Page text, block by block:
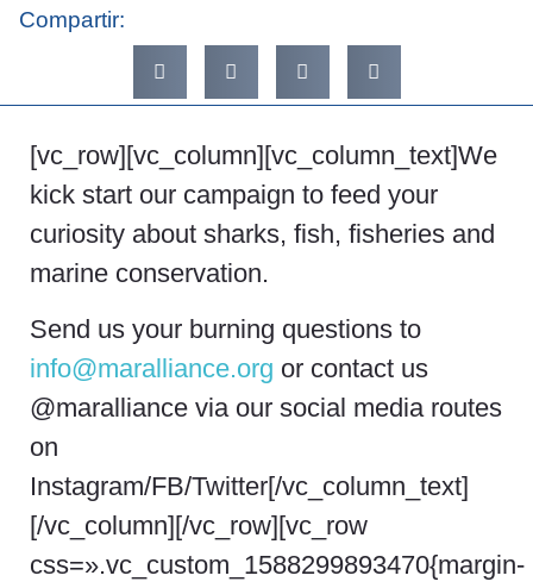
Compartir:
[vc_row][vc_column][vc_column_text]We
kick start our campaign to feed your
curiosity about sharks, fish, fisheries and
marine conservation.
Send us your burning questions to
info@maralliance.org or contact us
@maralliance via our social media routes
on
Instagram/FB/Twitter[/vc_column_text]
[/vc_column][/vc_row][vc_row
css=».vc_custom_1588299893470{margin-